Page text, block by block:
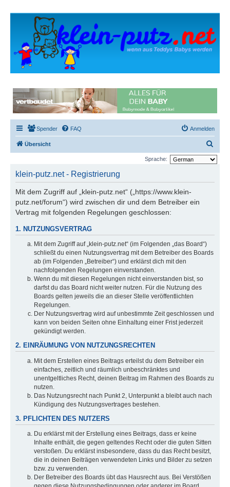
Spender FAQ Anmelden
Übersicht
u
Sprache:
klein-putz.net - Registrierung
Mit dem Zugriff auf „klein-putz.net“ („https://www.klein-
putz.net/forum“) wird zwischen dir und dem Betreiber ein
Vertrag mit folgenden Regelungen geschlossen:
1. NUTZUNGSVERTRAG
Mit dem Zugriff auf „klein-putz.net“ (im Folgenden „das Board“)
schließt du einen Nutzungsvertrag mit dem Betreiber des Boards
ab (im Folgenden „Betreiber“) und erklärst dich mit den
nachfolgenden Regelungen einverstanden.
Wenn du mit diesen Regelungen nicht einverstanden bist, so
darfst du das Board nicht weiter nutzen. Für die Nutzung des
Boards gelten jeweils die an dieser Stelle veröffentlichten
Regelungen.
Der Nutzungsvertrag wird auf unbestimmte Zeit geschlossen und
kann von beiden Seiten ohne Einhaltung einer Frist jederzeit
gekündigt werden.
2. EINRÄUMUNG VON NUTZUNGSRECHTEN
Mit dem Erstellen eines Beitrags erteilst du dem Betreiber ein
einfaches, zeitlich und räumlich unbeschränktes und
unentgeltliches Recht, deinen Beitrag im Rahmen des Boards zu
nutzen.
Das Nutzungsrecht nach Punkt 2, Unterpunkt a bleibt auch nach
Kündigung des Nutzungsvertrages bestehen.
3. PFLICHTEN DES NUTZERS
Du erklärst mit der Erstellung eines Beitrags, dass er keine
Inhalte enthält, die gegen geltendes Recht oder die guten Sitten
verstoßen. Du erklärst insbesondere, dass du das Recht besitzt,
die in deinen Beiträgen verwendeten Links und Bilder zu setzen
bzw. zu verwenden.
Der Betreiber des Boards übt das Hausrecht aus. Bei Verstößen